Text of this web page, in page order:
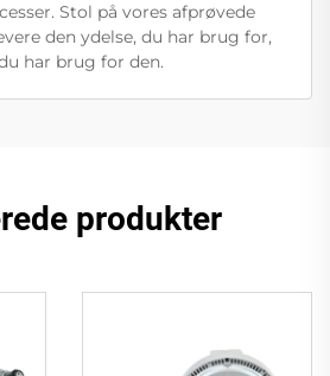
Stol på vores afprøvede
den ydelse, du har brug for,
har brug for den.
produkter